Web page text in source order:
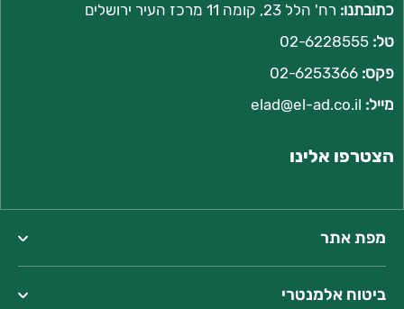
כתובתנו: רח' הלל 23, קומה 11 מרכז העיר ירושלים
טל: 02-6228555
פקס:
מייל: elad@el-ad.co.il
הצטרפו אלינו
מפת אתר
ביטוח אלמנטרי